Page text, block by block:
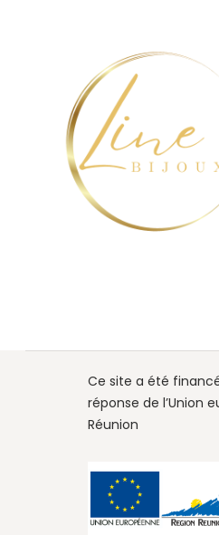
Ce site a été financé
réponse de l’Union
Réunion